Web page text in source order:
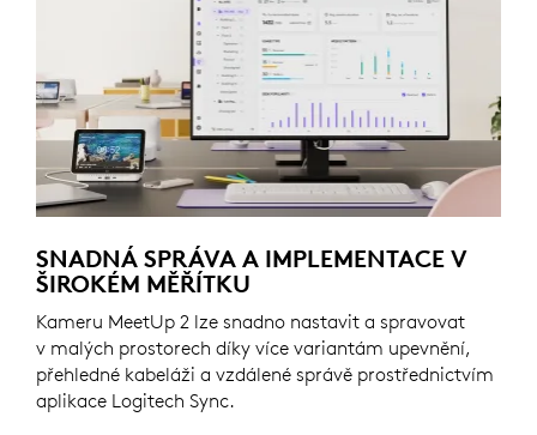
SNADNÁ SPRÁVA A IMPLEMENTACE V
ŠIROKÉM MĚŘÍTKU
Kameru MeetUp 2 lze snadno nastavit a spravovat
v malých prostorech díky více variantám upevnění,
přehledné kabeláži a vzdálené správě prostřednictvím
aplikace Logitech Sync.